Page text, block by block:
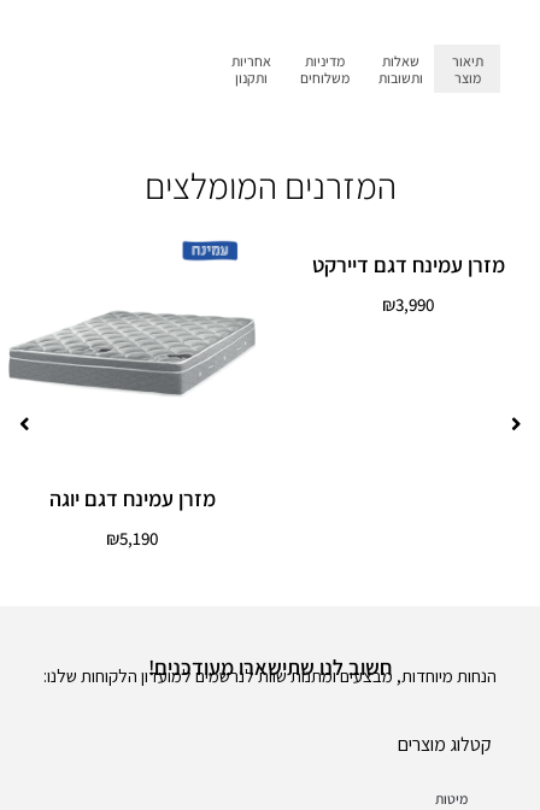
תיאור
מוצר
שאלות
ותשובות
מדיניות
משלוחים
אחריות
ותקנון
המזרנים המומלצים
מזרן עמינח דגם דיירקט
₪3,990
מזרן עמינח דגם יוגה
₪5,190
קטלוג מוצרים
מיטות
חשוב לנו שתישארו מעודכנים!
הנחות מיוחדות, מבצעים ומתנות שוות לנרשמים למועדון הלקוחות שלנו: